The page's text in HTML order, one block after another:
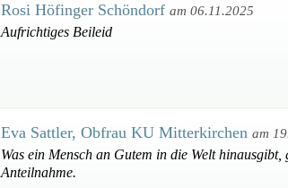
Rosi Höfinger Schöndorf am 06.11.2025
Aufrichtiges Beileid
Eva Sattler, Obfrau KU Mitterkirchen am
Was ein Mensch an Gutem in die Welt
Anteilnahme.